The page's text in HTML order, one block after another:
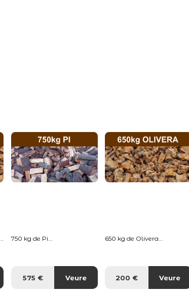
750 kg de Pi...
575 € Veure
650 kg de Olivera...
200 € Veure